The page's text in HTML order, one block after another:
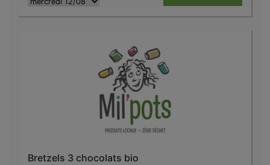
Bretzels 3 chocolats bio